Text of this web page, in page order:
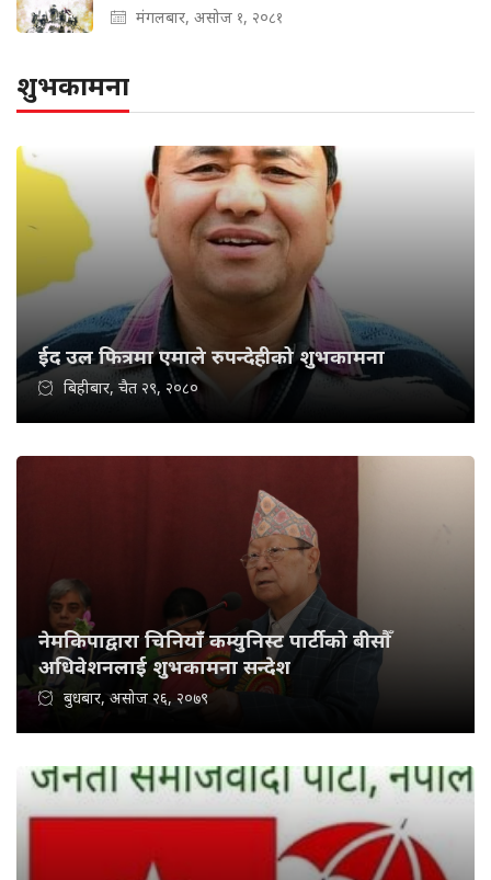
मंगलबार, असोज १, २०८१
शुभकामना
ईद उल फित्रमा एमाले रुपन्देहीको शुभकामना
बिहीबार, चैत २९, २०८०
नेमकिपाद्वारा चिनियाँ कम्युनिस्ट पार्टीको बीसौँ
अधिवेशनलाई शुभकामना सन्देश
बुधबार, असोज २६, २०७९